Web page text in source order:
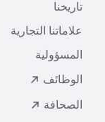
تاريخنا
علاماتنا التجارية
المسؤولية
الوظائف
الصحافة